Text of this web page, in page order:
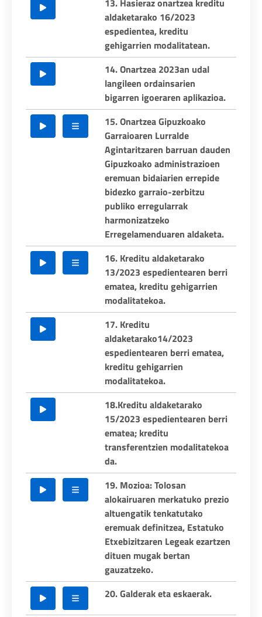
13. Hasieraz onartzea kreditu
aldaketarako 16/2023
espedientea, kreditu
gehigarrien modalitatean.
14. Onartzea 2023an udal
langileen ordainsarien
bigarren igoeraren aplikazioa.
15. Onartzea Gipuzkoako
Garraioaren Lurralde
Agintaritzaren barruan dauden
Gipuzkoako administrazioen
eremuan bidaiarien errepide
bidezko garraio-zerbitzu
publiko erregularrak
harmonizatzeko
Erregelamenduaren aldaketa.
16. Kreditu aldaketarako
13/2023 espedientearen berri
ematea, kreditu gehigarrien
modalitatekoa.
17. Kreditu
aldaketarako14/2023
espedientearen berri ematea,
kreditu gehigarrien
modalitatekoa.
18.Kreditu aldaketarako
15/2023 espedientearen berri
ematea; kreditu
transferentzien modalitatekoa
da.
19. Mozioa: Tolosan
alokairuaren merkatuko prezio
altuengatik tenkatutako
eremuak definitzea, Estatuko
Etxebizitzaren Legeak ezartzen
dituen mugak bertan
gauzatzeko.
20. Galderak eta eskaerak.